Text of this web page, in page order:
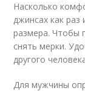
Насколько
джинсах как раз
размера. Чтобы
снять мерки.
другого
Для мужчины